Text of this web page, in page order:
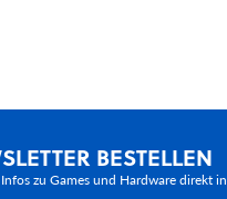
BESTELLEN
zu Games und Hardware direkt